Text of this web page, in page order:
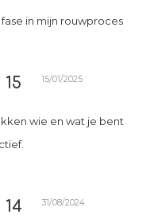
in mijn rouwproces
15/01/2025
wie en wat je bent
31/08/2024